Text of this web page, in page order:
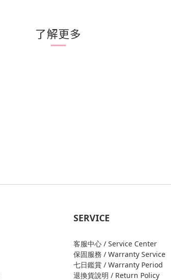
了解更多
SERVICE
客服中心 / Service Center
保固服務 / Warranty Service
七日鑑賞 / Warranty Period
退換貨說明 / Return Policy